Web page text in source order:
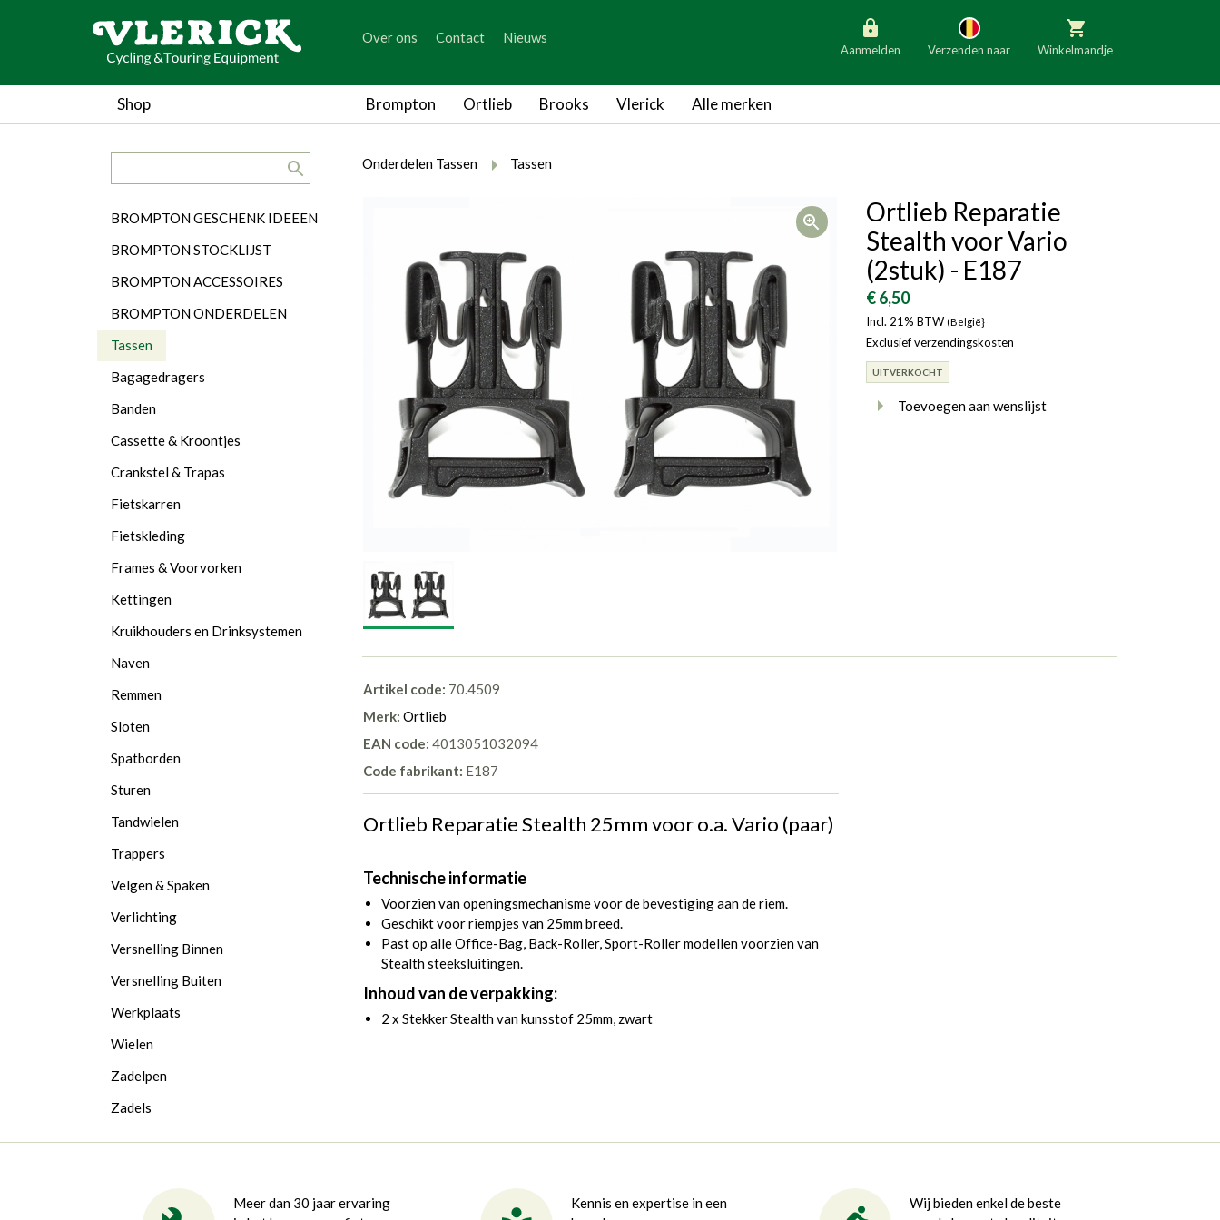
Aanmelden Verzenden naar
Slovenië Italië
Denemarken Finland
Bulgarije
Winkelmandje
generic_skip_language
Over ons Contact Nieuws
Shop Brompton Ortlieb Brooks Vlerick Alle merken
breadcrumb.here
breadcrumb.from
Onderdelen Tassen breadcrumb.to
Tassen
Open
Ortlieb Reparatie
Stealth voor Vario
(2stuk) - E187
€ 6,50
Incl. 21% BTW (België}
Exclusief verzendingskosten
UITVERKOCHT
Toevoegen aan wenslijst
Artikel code: 70.4509
Merk: Ortlieb
EAN code: 4013051032094
Code fabrikant: E187
Ortlieb Reparatie Stealth 25mm voor o.a. Vario (paar)
Technische informatie
Voorzien van openingsmechanisme voor de bevestiging aan de riem.
Geschikt voor riempjes van 25mm breed.
Past op alle Office-Bag, Back-Roller, Sport-Roller modellen voorzien van
Stealth steeksluitingen.
Inhoud van de verpakking:
2 x Stekker Stealth van kunsstof 25mm, zwart
Categorieën
BROMPTON GESCHENK IDEEEN
BROMPTON STOCKLIJST
BROMPTON ACCESSOIRES
BROMPTON ONDERDELEN
Tassen
Bagagedragers
Banden
Cassette & Kroontjes
Crankstel & Trapas
Fietskarren
Fietskleding
Frames & Voorvorken
Kettingen
Kruikhouders en Drinksystemen
Naven
Remmen
Sloten
Spatborden
Sturen
Tandwielen
Trappers
Velgen & Spaken
Verlichting
Versnelling Binnen
Versnelling Buiten
Werkplaats
Wielen
Zadelpen
Zadels
Meer dan 30 jaar ervaring
Kennis en expertise in een
Wij bieden enkel de beste